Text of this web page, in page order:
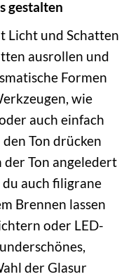
gestalten
Licht und Schatten
ausrollen und
Formen
wie
auch einfach
Ton drücken
Ton angeledert
auch filigrane
Brennen lassen
oder LED-
der Glasur